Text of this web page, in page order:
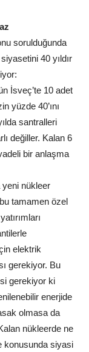
sorulduğunda
40 yıldır
İsveç’te 10 adet
yüzde 40’ını
santralleri
değiller. Kalan 6
bir anlaşma
yeni nükleer
tamamen özel
elektrik
gerekiyor. Bu
gerekiyor ki
enerjide
olmasa da
nükleerde ne
konusunda siyasi